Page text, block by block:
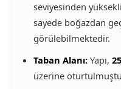
seviyesinden
sayede boğazdan
görülebilmektedir.
Taban Alanı: Yapı,
üzerine